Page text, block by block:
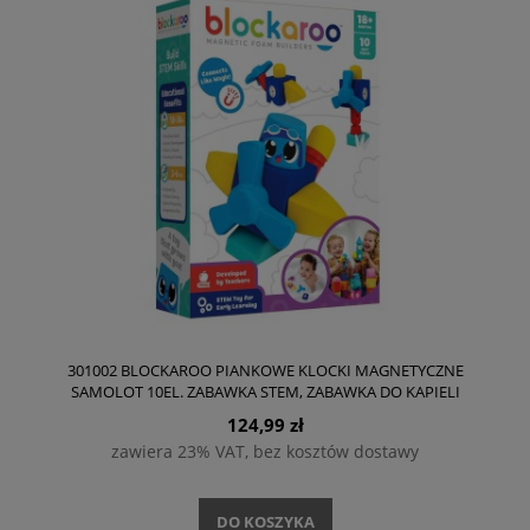
301002 BLOCKAROO PIANKOWE KLOCKI MAGNETYCZNE
SAMOLOT 10EL. ZABAWKA STEM, ZABAWKA DO KAPIELI
124,99 zł
zawiera 23% VAT, bez kosztów dostawy
DO KOSZYKA